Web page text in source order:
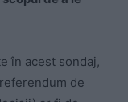
în acest sondaj,
de